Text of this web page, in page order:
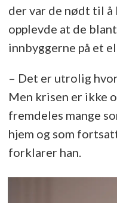
der var de nødt til
opplevde at de
innbyggerne på et
– Det er utrolig
Men krisen er ikke
fremdeles mange
hjem og som
forklarer han.